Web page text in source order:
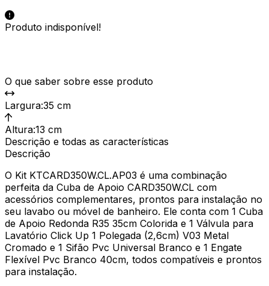
Produto indisponível!
O que saber sobre esse produto
Largura:35 cm
Altura:13 cm
Descrição e todas as características
Descrição
O Kit KTCARD350W.CL.AP03 é uma combinação
perfeita da Cuba de Apoio CARD350W.CL com
acessórios complementares, prontos para instalação no
seu lavabo ou móvel de banheiro. Ele conta com 1 Cuba
de Apoio Redonda R35 35cm Colorida e 1 Válvula para
Lavatório Click Up 1 Polegada (2,6cm) V03 Metal
Cromado e 1 Sifão Pvc Universal Branco e 1 Engate
Flexível Pvc Branco 40cm, todos compatíveis e prontos
para instalação.